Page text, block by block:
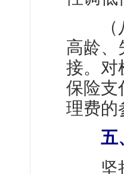
（八
高龄、
接。对
保险支
理费的
五、
坚持